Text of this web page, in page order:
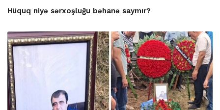
Hüquq niyə sərxoşluğu bəhanə saymır?